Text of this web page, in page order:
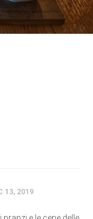
13, 2019